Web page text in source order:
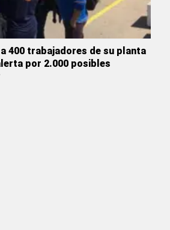
400 trabajadores de su planta
por 2.000 posibles